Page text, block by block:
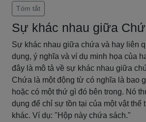
Tóm tắt
Sự khác nhau giữa
Sự khác nhau giữa chứa và hay liên
dụng, ý nghĩa và ví dụ minh họa của
đây là mô tả về sự khác nhau giữa
Chứa là một động từ có nghĩa là bao
hoặc có một thứ gì đó bên trong. Nó
dụng để chỉ sự tồn tại của một vật thể
khác. Ví dụ: "Hộp này chứa sách."